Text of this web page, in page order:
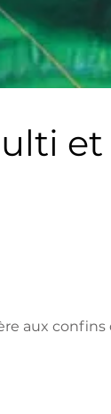
aux confins